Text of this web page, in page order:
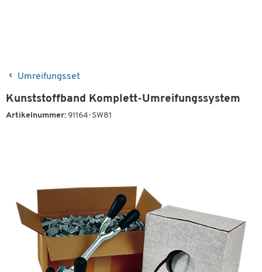
Umreifungsset
Kunststoffband Komplett-Umreifungssystem
Artikelnummer: 91164-SW81